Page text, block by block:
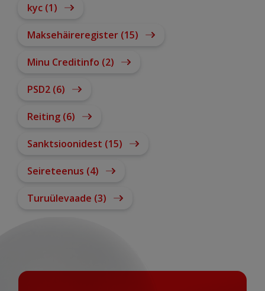
kyc (1)
Maksehäireregister (15)
Minu Creditinfo (2)
PSD2 (6)
Reiting (6)
Sanktsioonidest (15)
Seireteenus (4)
Turuülevaade (3)